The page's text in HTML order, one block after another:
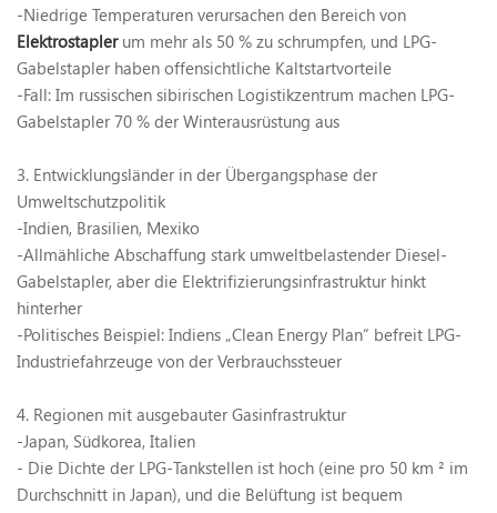
-Niedrige Temperaturen verursachen den Bereich von
Elektrostapler um mehr als 50 % zu schrumpfen, und LPG-
Gabelstapler haben offensichtliche Kaltstartvorteile
-Fall: Im russischen sibirischen Logistikzentrum machen LPG-
Gabelstapler 70 % der Winterausrüstung aus
3. Entwicklungsländer in der Übergangsphase der
Umweltschutzpolitik
-Indien, Brasilien, Mexiko
-Allmähliche Abschaffung stark umweltbelastender Diesel-
Gabelstapler, aber die Elektrifizierungsinfrastruktur hinkt
hinterher
-Politisches Beispiel: Indiens „Clean Energy Plan“ befreit LPG-
Industriefahrzeuge von der Verbrauchssteuer
4. Regionen mit ausgebauter Gasinfrastruktur
-Japan, Südkorea, Italien
- Die Dichte der LPG-Tankstellen ist hoch (eine pro 50 km ² im
Durchschnitt in Japan), und die Belüftung ist bequem